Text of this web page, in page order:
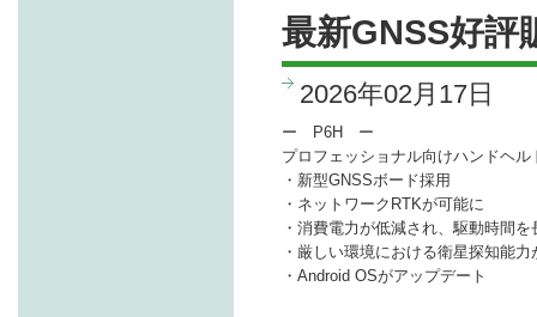
最新GNSS好評
2026年02月17日
ー P6H ー
プロフェッショナル向けハンドヘ
・新型GNSSボード採用
・ネットワークRTKが可能に
・消費電力が低減され、駆動時間を
・厳しい環境における衛星探知能力
・Android OSがアップデート